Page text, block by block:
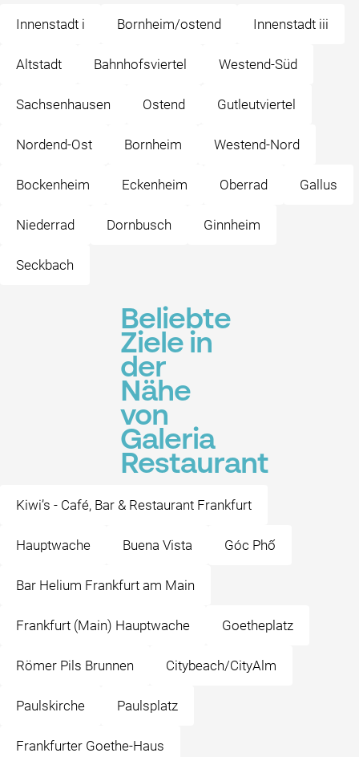
Innenstadt i Bornheim/ostend Innenstadt iii
Altstadt Bahnhofsviertel Westend-Süd
Sachsenhausen Ostend Gutleutviertel
Nordend-Ost Bornheim Westend-Nord
Bockenheim Eckenheim Oberrad Gallus
Niederrad Dornbusch Ginnheim
Seckbach
Beliebte
Ziele in
der
Nähe
von
Galeria
Restaurant
Kiwi’s - Café, Bar & Restaurant Frankfurt
Hauptwache Buena Vista Góc Phố
Bar Helium Frankfurt am Main
Frankfurt (Main) Hauptwache Goetheplatz
Römer Pils Brunnen Citybeach/CityAlm
Paulskirche Paulsplatz
Frankfurter Goethe-Haus